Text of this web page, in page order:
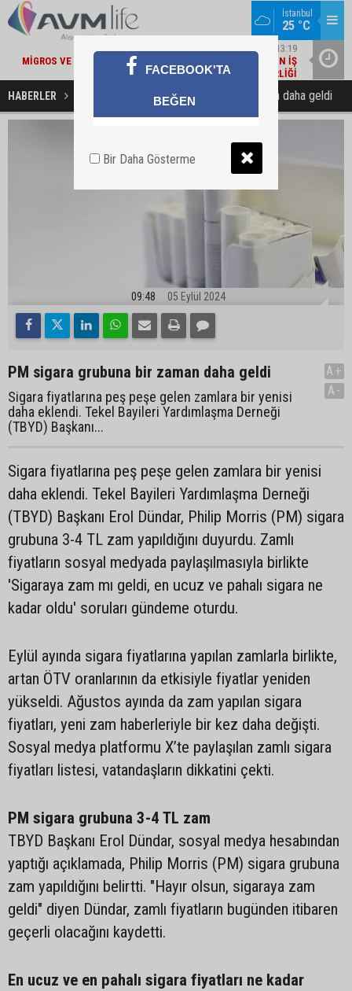
İstanbul
25 °C
ŞIRKET HABERLERI / 13:19
MIGROS VE BAKANLIK'TAN 'ÇEVRE ETIKETLI' ÜRÜNLER İÇIN İŞ
BIRLIĞI
HABERLER PM sigara grubuna bir zaman daha geldi
09:48 05 Eylül 2024
PM sigara grubuna bir zaman daha geldi
Sigara fiyatlarına peş peşe gelen zamlara bir yenisi
daha eklendi. Tekel Bayileri Yardımlaşma Derneği
(TBYD) Başkanı...
A+
A-
Sigara fiyatlarına peş peşe gelen zamlara bir yenisi
daha eklendi. Tekel Bayileri Yardımlaşma Derneği
(TBYD) Başkanı Erol Dündar, Philip Morris (PM) sigara
grubuna 3-4 TL zam yapıldığını duyurdu. Zamlı
fiyatların sosyal medyada paylaşılmasıyla birlikte
'Sigaraya zam mı geldi, en ucuz ve pahalı sigara ne
kadar oldu' soruları gündeme oturdu.
Eylül ayında sigara fiyatlarına yapılan zamlarla birlikte,
artan ÖTV oranlarının da etkisiyle fiyatlar yeniden
yükseldi. Ağustos ayında da zam yapılan sigara
fiyatları, yeni zam haberleriyle bir kez daha değişti.
Sosyal medya platformu X’te paylaşılan zamlı sigara
fiyatları listesi, vatandaşların dikkatini çekti.
PM sigara grubuna 3-4 TL zam
TBYD Başkanı Erol Dündar, sosyal medya hesabından
yaptığı açıklamada, Philip Morris (PM) sigara grubuna
zam yapıldığını belirtti. "Hayır olsun, sigaraya zam
geldi" diyen Dündar, zamlı fiyatların bugünden itibaren
geçerli olacağını kaydetti.
En ucuz ve en pahalı sigara fiyatları ne kadar
FACEBOOK'TA
BEĞEN
Bir Daha Gösterme